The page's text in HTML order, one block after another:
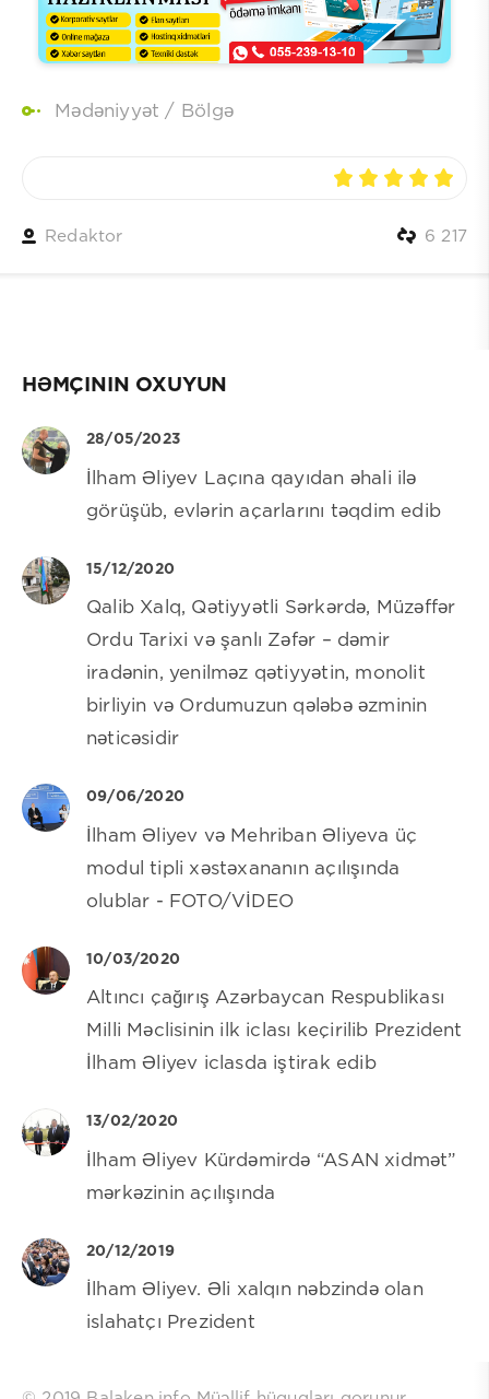
Mədəniyyət / Bölgə
Redaktor 6 217
HƏMÇININ OXUYUN
28/05/2023
İlham Əliyev Laçına qayıdan əhali ilə
görüşüb, evlərin açarlarını təqdim edib
15/12/2020
Qalib Xalq, Qətiyyətli Sərkərdə, Müzəffər
Ordu Tarixi və şanlı Zəfər – dəmir
iradənin, yenilməz qətiyyətin, monolit
birliyin və Ordumuzun qələbə əzminin
nəticəsidir
09/06/2020
İlham Əliyev və Mehriban Əliyeva üç
modul tipli xəstəxananın açılışında
olublar - FOTO/VİDEO
10/03/2020
Altıncı çağırış Azərbaycan Respublikası
Milli Məclisinin ilk iclası keçirilib Prezident
İlham Əliyev iclasda iştirak edib
13/02/2020
İlham Əliyev Kürdəmirdə “ASAN xidmət”
mərkəzinin açılışında
20/12/2019
İlham Əliyev. Əli xalqın nəbzində olan
islahatçı Prezident